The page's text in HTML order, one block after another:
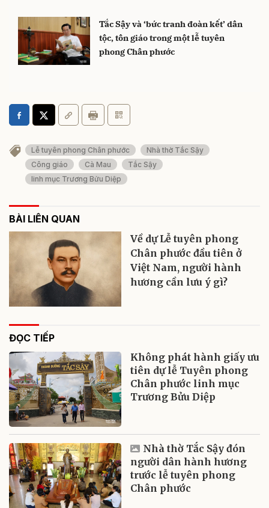
Tắc Sậy và ‘bức tranh đoàn kết’ dân
tộc, tôn giáo trong một lễ tuyên
phong Chân phước
Lễ tuyên phong Chân phước
Nhà thờ Tắc Sậy
Công giáo
Cà Mau
Tắc Sậy
linh mục Trương Bửu Diệp
BÀI LIÊN QUAN
Về dự Lễ tuyên phong
Chân phước đầu tiên ở
Việt Nam, người hành
hương cần lưu ý gì?
ĐỌC TIẾP
Không phát hành giấy ưu
tiên dự lễ Tuyên phong
Chân phước linh mục
Trương Bửu Diệp
Nhà thờ Tắc Sậy đón
người dân hành hương
trước lễ tuyên phong
Chân phước